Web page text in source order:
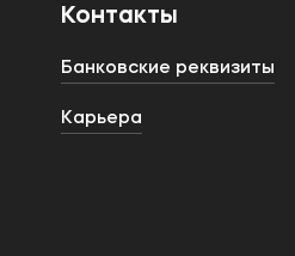
Контакты
Банковские реквизиты
Карьера